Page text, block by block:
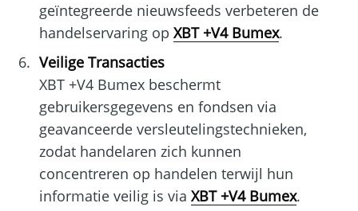
geïntegreerde nieuwsfeeds verbeteren de
handelservaring op XBT +V4 Bumex.
Veilige Transacties
XBT +V4 Bumex beschermt
gebruikersgegevens en fondsen via
geavanceerde versleutelingstechnieken,
zodat handelaren zich kunnen
concentreren op handelen terwijl hun
informatie veilig is via XBT +V4 Bumex.